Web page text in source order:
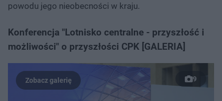
powodu jego nieobecności w kraju.
Konferencja "Lotnisko centralne - przyszłość i
możliwości" o przyszłości CPK [GALERIA]
9